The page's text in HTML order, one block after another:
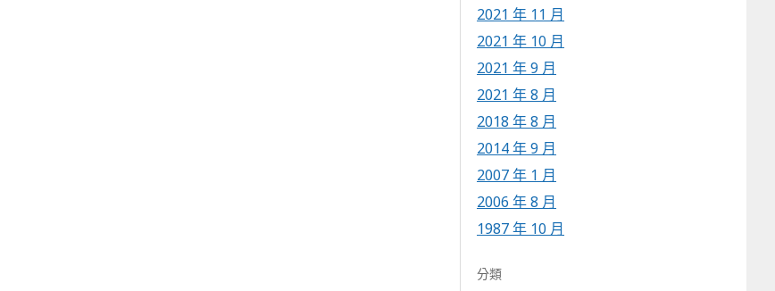
2021 年 11 月
2021 年 10 月
2021 年 9 月
2021 年 8 月
2018 年 8 月
2014 年 9 月
2007 年 1 月
2006 年 8 月
1987 年 10 月
分類